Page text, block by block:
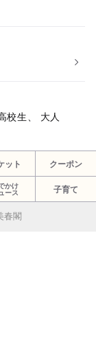
校生、 大人
ット クーポン
かけ
ース
子育て
春閣